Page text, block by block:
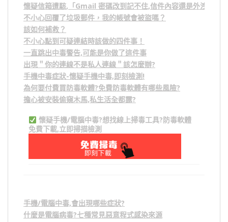
懷疑信箱遭駭,「Gmail 密碼改到記不住,信件內容還是外洩？」,
不小心回覆了垃圾郵件，我的帳號會被盜嗎？
該如何補救？
不小心點到可疑連結時該做的四件事！
一直跳出中毒警告,可能是你做了這件事
出現＂你的連線不是私人連線＂該怎麼辦?
手機中毒症狀-懷疑手機中毒,即刻檢測!
為何要付費買防毒軟體?免費防毒軟體有哪些風險?
擔心被安裝偷窺木馬,私生活全都露?
懷疑手機/電腦中毒?想找線上掃毒工具?防毒軟體
免費下載,立即掃描檢測
手機/電腦中毒,會出現哪些症狀?
什麼是電腦病毒?七種常見惡意程式感染來源